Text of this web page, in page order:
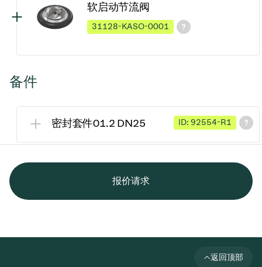
软启动节流阀
31128-KASO-0001
备件
密封套件01.2 DN25 ID: 92554-R1
报价请求
返回顶部